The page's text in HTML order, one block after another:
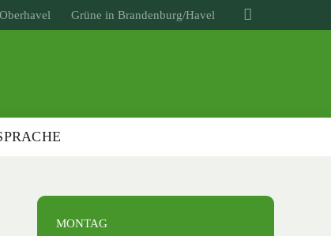
Grüne in Brandenburg/Havel
MONTAG